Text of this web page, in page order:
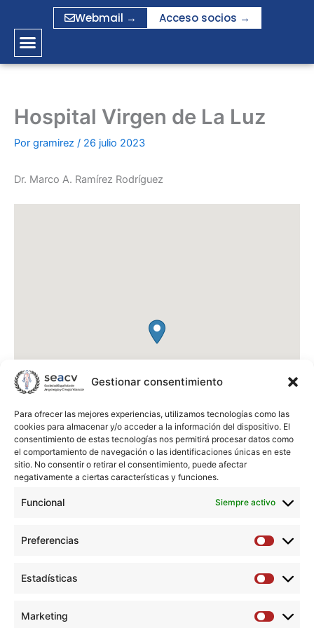
Gestionar consentimiento
Para ofrecer las mejores experiencias, utilizamos tecnologías como las
cookies para almacenar y/o acceder a la información del dispositivo. El
consentimiento de estas tecnologías nos permitirá procesar datos como
el comportamiento de navegación o las identificaciones únicas en este
sitio. No consentir o retirar el consentimiento, puede afectar
negativamente a ciertas características y funciones.
Funcional Siempre activo
Preferencias
Estadísticas
Marketing
contenido
Webmail → Acceso socios →
Hospital Virgen de La Luz
Por gramirez / 26 julio 2023
Dr. Marco A. Ramírez Rodríguez
Hospital Virgen de La Luz
16002Cuenca
Teléfono:969 179 900